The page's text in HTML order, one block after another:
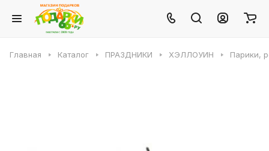
Главная Каталог ПРАЗДНИКИ ХЭЛЛОУИН Парики,